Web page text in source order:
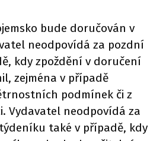
bude doručován v
neodpovídá za pozdní
kdy zpoždění v doručení
zejména v případě
podmínek či z
Vydavatel neodpovídá za
také v případě, kdy